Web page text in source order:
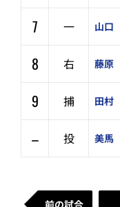
7
一 山口
8
右 藤原
9
捕 田村
–
投 美馬
前の試合